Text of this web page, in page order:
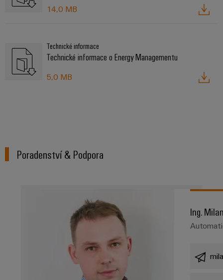
14,0 MB
Technické informace
Technické informace o Energy Managementu
5,0 MB
Poradenství & Podpora
Ing.